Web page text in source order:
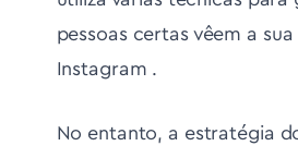
pessoas certas vêem a
Instagram .
No entanto, a estratégia